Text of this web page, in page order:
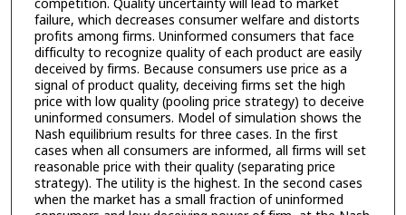
competition. Quality uncertainty will lead to market
failure, which decreases consumer welfare and distorts
profits among firms. Uninformed consumers that face
difficulty to recognize quality of each product are easily
deceived by firms. Because consumers use price as a
signal of product quality, deceiving firms set the high
price with low quality (pooling price strategy) to deceive
uninformed consumers. Model of simulation shows the
Nash equilibrium results for three cases. In the first
cases when all consumers are informed, all firms will set
reasonable price with their quality (separating price
strategy). The utility is the highest. In the second cases
when the market has a small fraction of uninformed